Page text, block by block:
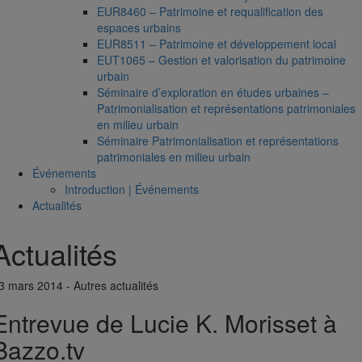
EUR8460 – Patrimoine et requalification des
espaces urbains
EUR8511 – Patrimoine et développement local
EUT1065 – Gestion et valorisation du patrimoine
urbain
Séminaire d’exploration en études urbaines –
Patrimonialisation et représentations patrimoniales
en milieu urbain
Séminaire Patrimonialisation et représentations
patrimoniales en milieu urbain
Événements
Introduction | Événements
Actualités
mars 2014 - Autres actualités
de Lucie K. Morisset à